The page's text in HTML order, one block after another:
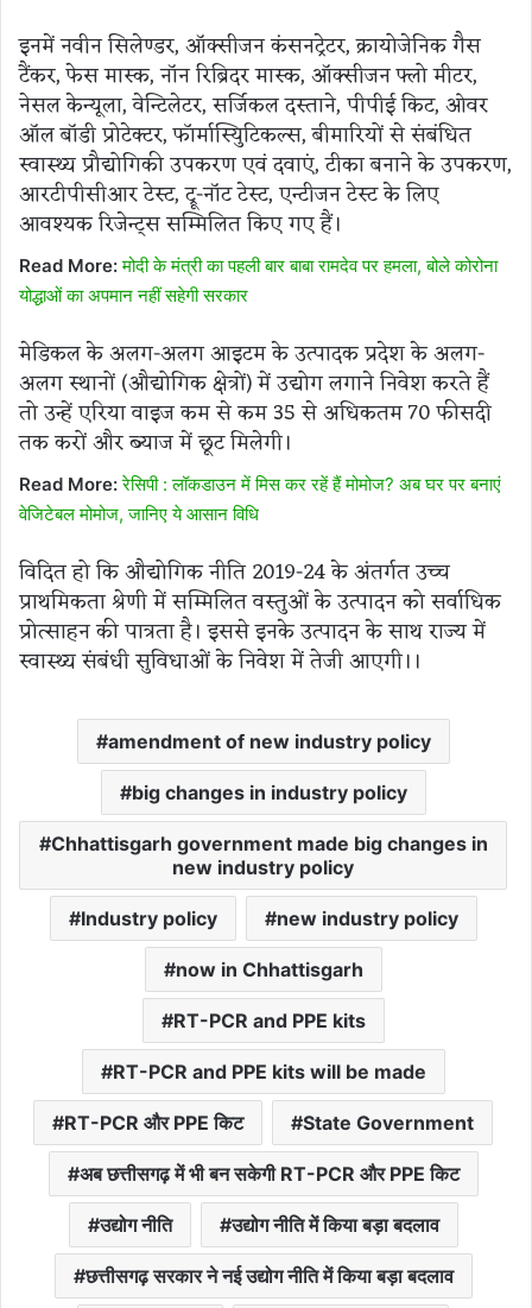
इनमें नवीन सिलेण्डर, ऑक्सीजन कंसनट्रेटर, क्रायोजेनिक गैस
टैंकर, फेस मास्क, नॉन रिब्रिदर मास्क, ऑक्सीजन फ्लो मीटर,
नेसल केन्यूला, वेन्टिलेटर, सर्जिकल दस्ताने, पीपीई किट, ओवर
ऑल बॉडी प्रोटेक्टर, फॉर्मास्यिुटिकल्स, बीमारियों से संबंधित
स्वास्थ्य प्रौद्योगिकी उपकरण एवं दवाएं, टीका बनाने के उपकरण,
आरटीपीसीआर टेस्ट, ट्रू-नॉट टेस्ट, एन्टीजन टेस्ट के लिए
आवश्यक रिजेन्ट्स सम्मिलित किए गए हैं।
Read More:मोदी के मंत्री का पहली बार बाबा रामदेव पर हमला, बोले कोरोना
योद्धाओं का अपमान नहीं सहेगी सरकार
मेडिकल के अलग-अलग आइटम के उत्पादक प्रदेश के अलग-
अलग स्थानों (औद्योगिक क्षेत्रों) में उद्योग लगाने निवेश करते हैं
तो उन्हें एरिया वाइज कम से कम 35 से अधिकतम 70 फीसदी
तक करों और ब्याज में छूट मिलेगी।
Read More: रेसिपी : लॉकडाउन में मिस कर रहें हैं मोमोज? अब घर पर बनाएं
वेजिटेबल मोमोज, जानिए ये आसान विधि
विदित हो कि औद्योगिक नीति 2019-24 के अंतर्गत उच्च
प्राथमिकता श्रेणी में सम्मिलित वस्तुओं के उत्पादन को सर्वाधिक
प्रोत्साहन की पात्रता है। इससे इनके उत्पादन के साथ राज्य में
स्वास्थ्य संबंधी सुविधाओं के निवेश में तेजी आएगी।।
amendment of new industry policy
big changes in industry policy
Chhattisgarh government made big changes in
new industry policy
Industry policy new industry policy
now in Chhattisgarh
RT-PCR and PPE kits
RT-PCR and PPE kits will be made
RT-PCR और PPE किट State Government
अब छत्तीसगढ़ में भी बन सकेगी RT-PCR और PPE किट
उद्योग नीति उद्योग नीति में किया बड़ा बदलाव
छत्तीसगढ़ सरकार ने नई उद्योग नीति में किया बड़ा बदलाव